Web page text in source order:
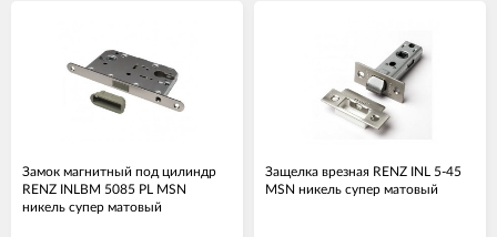
Замок магнитный под цилиндр
RENZ INLBM 5085 PL MSN
никель супер матовый
Защелка врезная RENZ INL 5-45
MSN никель супер матовый